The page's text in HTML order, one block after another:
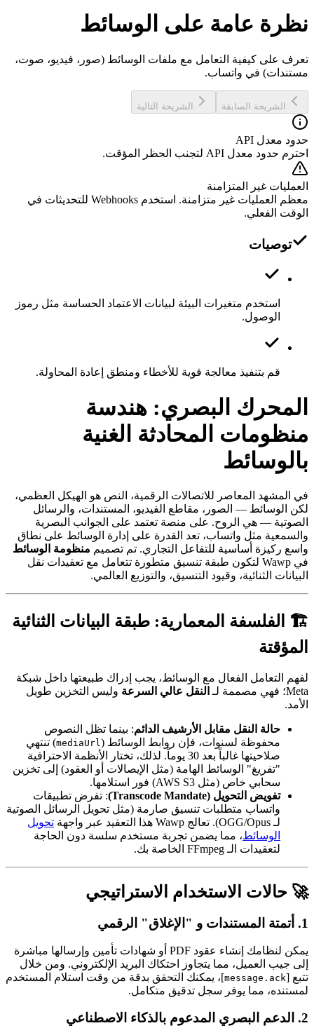
نظرة عامة على الوسائط
تعرف على كيفية التعامل مع ملفات الوسائط (صور، فيديو، صوت،
مستندات) في واتساب.
الشريحة السابقة الشريحة التالية
حدود معدل API
احترم حدود معدل API لتجنب الحظر المؤقت.
العمليات غير المتزامنة
معظم العمليات غير متزامنة. استخدم Webhooks للتحديثات في
الوقت الفعلي.
توصيات
استخدم متغيرات البيئة لبيانات الاعتماد الحساسة مثل رموز
الوصول.
قم بتنفيذ معالجة قوية للأخطاء ومنطق إعادة المحاولة.
المحرك البصري: هندسة
منظومات المحادثة الغنية
بالوسائط
في المشهد المعاصر للاتصالات الرقمية، النص هو الهيكل العظمي،
لكن الوسائط — الصور، مقاطع الفيديو، المستندات، والرسائل
الصوتية — هي الروح. على منصة تعتمد على الجوانب البصرية
والسمعية مثل واتساب، تعد القدرة على إدارة الوسائط على نطاق
واسع ركيزة أساسية للتفاعل التجاري. تم تصميم منظومة الوسائط
في Wawp لتكون طبقة تنسيق متطورة تتعامل مع تعقيدات نقل
البيانات الثنائية، وقيود التنسيق، والتوزيع العالمي.
🏗️ الفلسفة المعمارية: طبقة البيانات الثنائية
المؤقتة
لفهم التعامل الفعال مع الوسائط، يجب إدراك طبيعتها داخل شبكة
Meta؛ فهي مصممة لـ
النقل عالي السرعة وليس التخزين طويل
الأمد.
حالة النقل مقابل الأرشيف الدائم: بينما تظل النصوص
محفوظة لسنوات، فإن روابط الوسائط ( mediaUrl) تنتهي
صلاحيتها غالباً بعد 30 يوماً. لذلك، تختار الأنظمة الاحترافية
"تفريغ" الوسائط الهامة (مثل الإيصالات أو العقود) إلى تخزين
سحابي خاص (مثل AWS S3) فور استلامها.
تفويض التحويل (Transcode Mandate)
: تفرض تطبيقات
واتساب متطلبات تنسيق صارمة (مثل تحويل الرسائل الصوتية
لـ OGG/Opus). تعالج Wawp هذا التعقيد عبر واجهة
تحويل
الوسائط، مما يضمن تجربة مستخدم سلسة دون الحاجة
لتعقيدات الـ FFmpeg الخاصة بك.
🚀 حالات الاستخدام الاستراتيجي
1. أتمتة المستندات و "الإغلاق" الرقمي
يمكن لنظامك إنشاء عقود PDF أو شهادات تأمين وإرسالها مباشرة
إلى جيب العميل، مما يتجاوز احتكاك البريد الإلكتروني. ومن خلال
تتبع [message.ack]، يمكنك التحقق بدقة من وقت استلام المستخدم
لمستنده، مما يوفر سجل تدقيق متكامل.
2. الدعم البصري المدعوم بالذكاء الاصطناعي